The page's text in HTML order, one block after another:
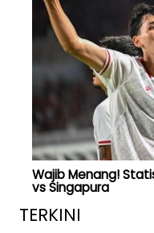
Wajib Menang!
vs Singapura
TERKINI